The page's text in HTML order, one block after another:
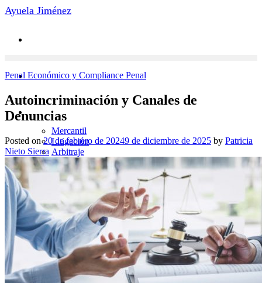
Saltar
Ayuela Jiménez
Áreas de Práctica
Mercantil
Litigación
Arbitraje
Penal Económico
Laboral
Novedades
Contacto
Equipo
ES
Penal Económico y Compliance Penal
Autoincriminación y Canales de
Denuncias
Posted on20 de febrero de 20249 de diciembre de 2025 by Patricia
Nieto Sierra